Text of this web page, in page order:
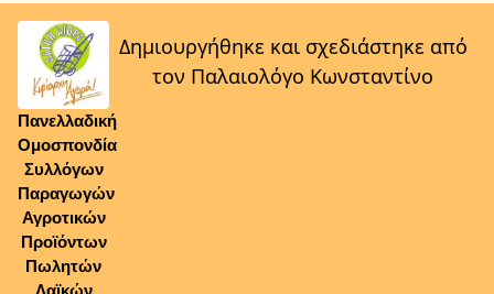
Πανελλαδική
Ομοσπονδία
Συλλόγων
Παραγωγών
Αγροτικών
Προϊόντων
Πωλητών
Λαϊκών
Δημιουργήθηκε και σχεδιάστηκε από
τον Παλαιολόγο Κωνσταντίνο